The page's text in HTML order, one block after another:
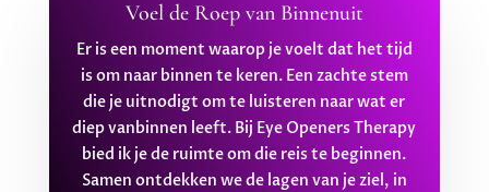
Voel de Roep van Binnenuit
Er is een moment waarop je voelt dat het tijd
is om naar binnen te keren. Een zachte stem
die je uitnodigt om te luisteren naar wat er
diep vanbinnen leeft. Bij Eye Openers Therapy
bied ik je de ruimte om die reis te beginnen.
Samen ontdekken we de lagen van je ziel, in